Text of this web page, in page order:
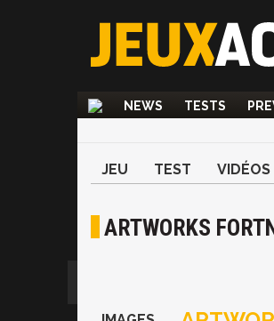
NEWS TESTS
JEU TEST VIDÉOS
ARTWORKS